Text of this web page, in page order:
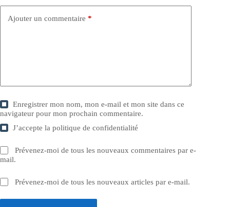
Ajouter un commentaire *
Enregistrer mon nom, mon e-mail et mon site dans ce
navigateur pour mon prochain commentaire.
J’accepte lapolitique de confidentialité
Prévenez-moi de tous les nouveaux commentaires par e-
mail.
Prévenez-moi de tous les nouveaux articles par e-mail.